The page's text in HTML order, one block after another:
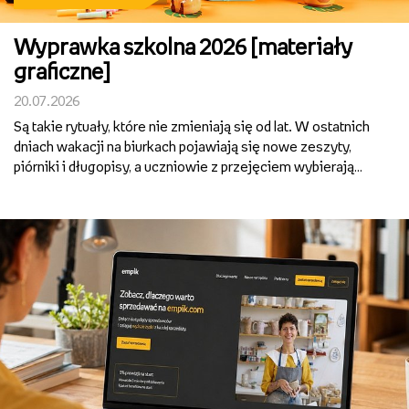
Wyprawka szkolna 2026 [materiały
graficzne]
20.07.2026
Są takie rytuały, które nie zmieniają się od lat. W ostatnich
dniach wakacji na biurkach pojawiają się nowe zeszyty,
piórniki i długopisy, a uczniowie z przejęciem wybierają